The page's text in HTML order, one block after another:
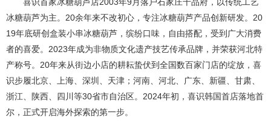
冰糖葫芦为主。20余年来不改初心，专注冰糖葫芦产品创新研发。20
19年底研创盒装小串冰糖葫芦，缤纷口味，自由搭配，受到广大消费
者的喜爱。2023年成为非物质文化遗产技艺传承品牌，并荣获河北特
产称号。20年来从街边小店的耕耘蛰伏到全国数百家门店的绽放，喜
识步履北京、上海、深圳、天津；河南、河北、广东、新疆、甘肃、
浙江、陕西、四川等30省市自治区。2024年初，喜识韩国首店落地首
尔，正式开启海外探索的第一步。